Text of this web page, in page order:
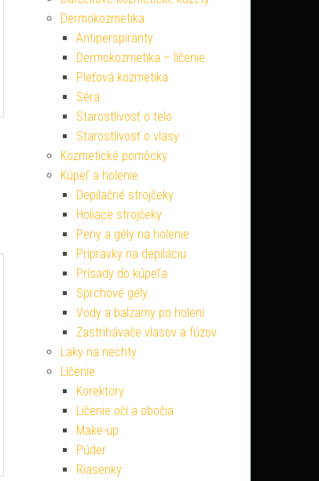
Dermokozmetika
Antiperspiranty
Dermokozmetika – líčenie
Pleťová kozmetika
Séra
Starostlivosť o telo
Starostlivosť o vlasy
Kozmetické pomôcky
Kúpeľ a holenie
Depilačné strojčeky
Holiace strojčeky
Peny a gély na holenie
Prípravky na depiláciu
Prísady do kúpeľa
Sprchové gély
Vody a balzamy po holení
Zastrihávače vlasov a fúzov
Laky na nechty
Líčenie
Korektory
Líčenie očí a obočia
Make-up
Púder
Riasenky